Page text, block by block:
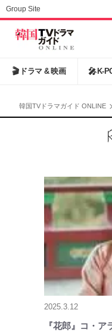
Group Site
🎬 ドラマ & 映画 🎤 K-
韓国TVドラマガイド ONLINE
2025.3.12
『花郎』コ・